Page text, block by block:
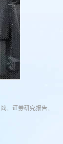
，证券研究报告，